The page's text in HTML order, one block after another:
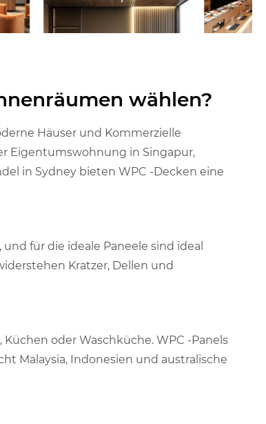
wählen?
Häuser und Kommerzielle
Eigentumswohnung in Singapur,
in Sydney bieten WPC -Decken eine
für die ideale Paneele sind ideal
Kratzer, Dellen und
oder Waschküche. WPC -Panels
Malaysia, Indonesien und australische